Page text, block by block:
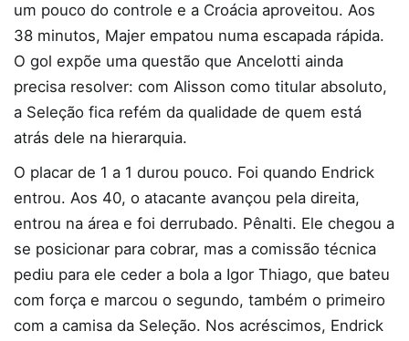
um pouco do controle e a Croácia aproveitou. Aos
38 minutos, Majer empatou numa escapada rápida.
O gol expõe uma questão que Ancelotti ainda
precisa resolver: com Alisson como titular absoluto,
a Seleção fica refém da qualidade de quem está
atrás dele na hierarquia.
O placar de 1 a 1 durou pouco. Foi quando Endrick
entrou. Aos 40, o atacante avançou pela direita,
entrou na área e foi derrubado. Pênalti. Ele chegou a
se posicionar para cobrar, mas a comissão técnica
pediu para ele ceder a bola a Igor Thiago, que bateu
com força e marcou o segundo, também o primeiro
com a camisa da Seleção. Nos acréscimos, Endrick